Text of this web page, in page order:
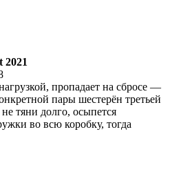
2021
пропадает на сбросе —
пары шестерён третьей
тяни долго, осыпется
во всю коробку, тогда